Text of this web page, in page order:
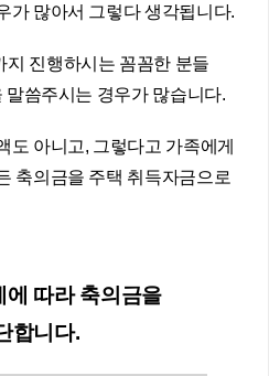
가 많아서 그렇다 생각됩니다.
지 진행하시는 꼼꼼한 분들
말씀주시는 경우가 많습니다.
도 아니고, 그렇다고 가족에게
축의금을 주택 취득자금으로
에 따라 축의금을
합니다.